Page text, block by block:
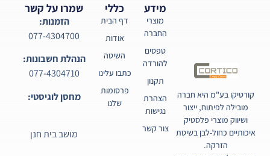
קורטיקו בע"מ היא חברה
מובילה לפיתוח, ייצור
ושיווק מוצרי פלסטיק
איכותיים כחול-לבן בשיטת
הזרקה.
כללי
דף הבית
אודות
השיטה
כתבו עלינו
פרסומות
שלנו
מידע
מוצרי
החברה
טפסים
להורדה
תקנון
הצהרת
נגישות
צור קשר
שמרו על קשר
הזמנות:
077-4304700
הנהלת חשבונות:
077-4304710
מחסן לוגיסטי:
מושב בית חנן